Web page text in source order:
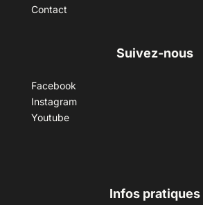
Contact
Suivez-nous
Facebook
Instagram
Youtube
Infos pratiques